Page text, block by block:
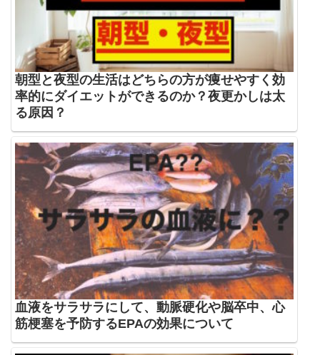
朝型と夜型の生活はどちらの方が痩せやすく効
率的にダイエットができるのか？夜更かしは太
る原因？
血液をサラサラにして、動脈硬化や脳卒中、心
筋梗塞を予防するEPAの効果について